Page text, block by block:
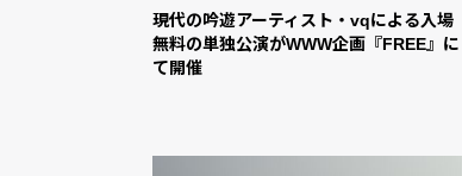
現代の吟遊アーティスト・vqによる入場
無料の単独公演がWWW企画『FREE』に
て開催